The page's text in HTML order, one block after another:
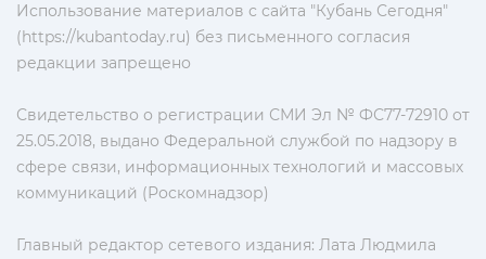
Использование материалов с сайта "Кубань Сегодня"
(https://kubantoday.ru) без письменного согласия
редакции запрещено
Свидетельство о регистрации СМИ Эл № ФС77-72910 от
25.05.2018, выдано Федеральной службой по надзору в
сфере связи, информационных технологий и массовых
коммуникаций (Роскомнадзор)
Главный редактор сетевого издания: Лата Людмила